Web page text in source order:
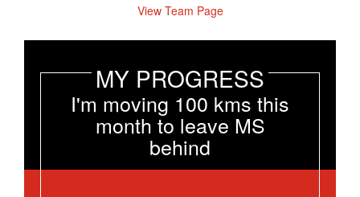
View Team Page
MY PROGRESS
I'm moving 100 kms this
month to leave MS
behind